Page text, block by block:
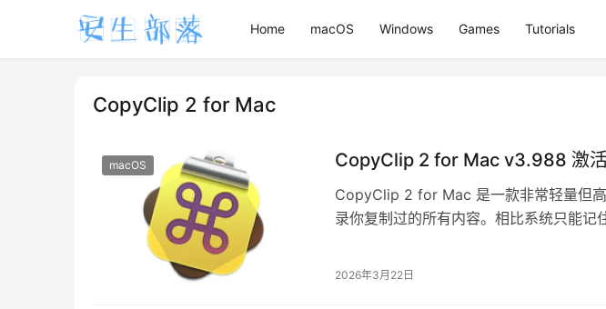
Home macOS Windows Games Tutorials
CopyClip 2 for Mac
macOS CopyClip 2 for Mac v3.988 激
CopyClip 2 for Mac 是一款非常轻量但
录你复制过的所有内容。相比系统只能
2026年3月22日